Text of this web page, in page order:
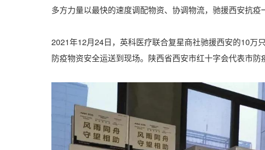
多方力量以最快的速度调配物资、协调物流，驰援西安抗疫
2021年12月24日，英科医疗联合复星商社驰援西安的10万
防疫物资安全运送到现场。陕西省西安市红十字会代表市防